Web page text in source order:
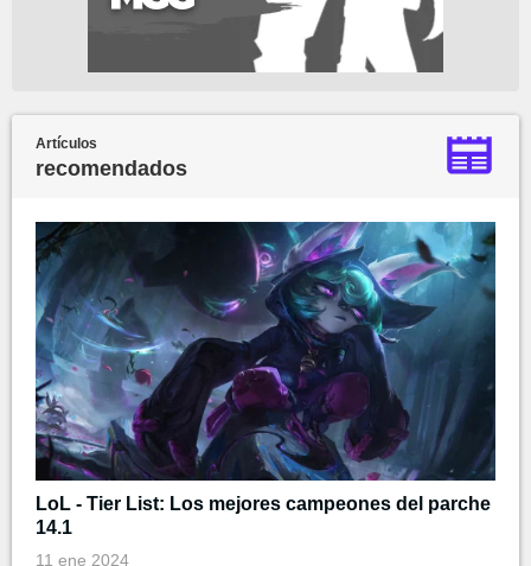
Artículos
recomendados
LoL - Tier List: Los mejores campeones del parche
14.1
11 ene 2024